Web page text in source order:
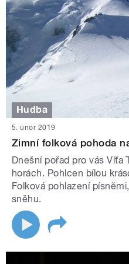
Hudba
5. únor 2019
Zimní folková pohoda
Dnešní pořad pro vás Víťa
horách. Pohlcen bílou
Folková pohlazení
sněhu.